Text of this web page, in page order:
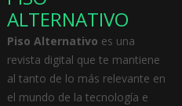
ALTERNATIVO
Piso Alternativo es una
revista digital que te mantiene
al tanto de lo más relevante en
el mundo de la tecnología e